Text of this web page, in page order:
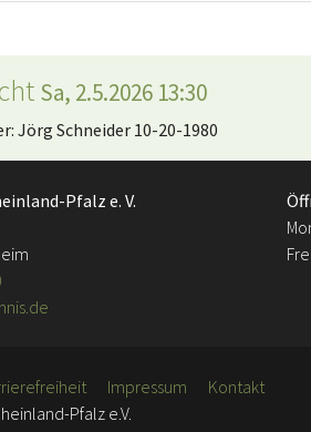
Sa, 2.5.2026 13:30
Jörg Schneider 10-20-1980
Pfalz e. V.
Impressum
Kontakt
Pfalz e.V.